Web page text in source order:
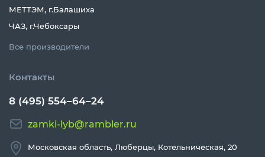
МЕТТЭМ, г.Балашиха
ЧАЗ, г.Чебоксары
Все производители
Контакты
8 (495) 554–64–24
zamki-lyb@rambler.ru
Московская область, Люберцы, Котельническая, 20